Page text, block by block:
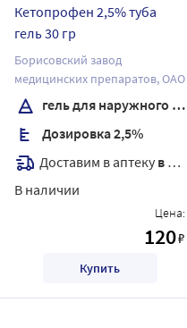
Кетопрофен 2,5% туба
гель 30 гр
Борисовский завод
медицинских препаратов, ОАО
гель для наружного применения
Дозировка 2,5%
Доставим в аптеку в течение 7 дней
В наличии
Цена:
120₽
Купить